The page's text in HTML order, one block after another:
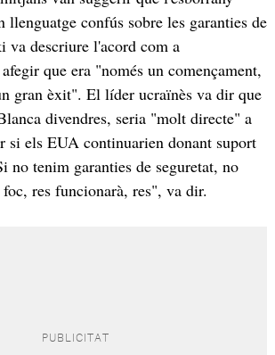
llenguatge confús sobre les garanties de
va descriure l'acord com a
que era "només un començament,
gran èxit". El líder ucraïnès va dir que
divendres, seria "molt directe" a
si els EUA continuarien donant suport
no tenim garanties de seguretat, no
res funcionarà, res", va dir.